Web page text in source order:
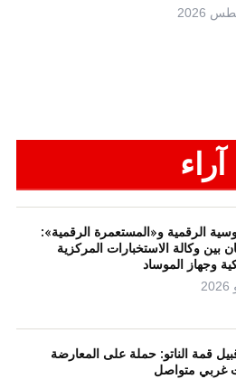
آراء
الرقمية و«المستعمرة الرقمية»:
بين وكالة الاستخبارات المركزية
وجهاز الموساد
قمة الناتو: حملة على المعارضة
متواصل